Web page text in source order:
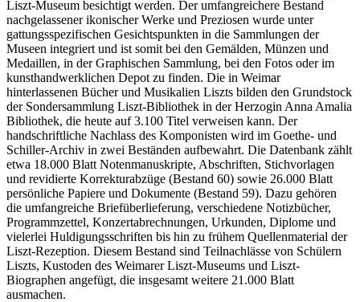
Liszt-Museum besichtigt werden. Der umfangreichere Bestand
nachgelassener ikonischer Werke und Preziosen wurde unter
gattungsspezifischen Gesichtspunkten in die Sammlungen der
Museen integriert und ist somit bei den Gemälden, Münzen und
Medaillen, in der Graphischen Sammlung, bei den Fotos oder im
kunsthandwerklichen Depot zu finden. Die in Weimar
hinterlassenen Bücher und Musikalien Liszts bilden den Grundstock
der Sondersammlung Liszt-Bibliothek in der Herzogin Anna Amalia
Bibliothek, die heute auf 3.100 Titel verweisen kann. Der
handschriftliche Nachlass des Komponisten wird im Goethe- und
Schiller-Archiv in zwei Beständen aufbewahrt. Die Datenbank zählt
etwa 18.000 Blatt Notenmanuskripte, Abschriften, Stichvorlagen
und revidierte Korrekturabzüge (Bestand 60) sowie 26.000 Blatt
persönliche Papiere und Dokumente (Bestand 59). Dazu gehören
die umfangreiche Briefüberlieferung, verschiedene Notizbücher,
Programmzettel, Konzertabrechnungen, Urkunden, Diplome und
vielerlei Huldigungsschriften bis hin zu frühem Quellenmaterial der
Liszt-Rezeption. Diesem Bestand sind Teilnachlässe von Schülern
Liszts, Kustoden des Weimarer Liszt-Museums und Liszt-
Biographen angefügt, die insgesamt weitere 21.000 Blatt
ausmachen.